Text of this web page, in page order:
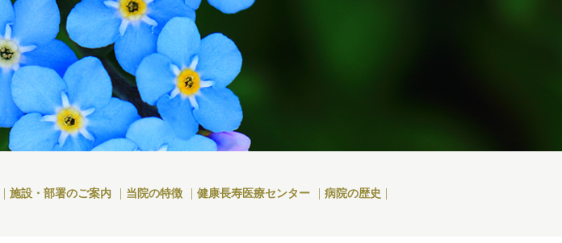
施設・部署のご案内 当院の特徴 健康長寿医療センター 病院の歴史